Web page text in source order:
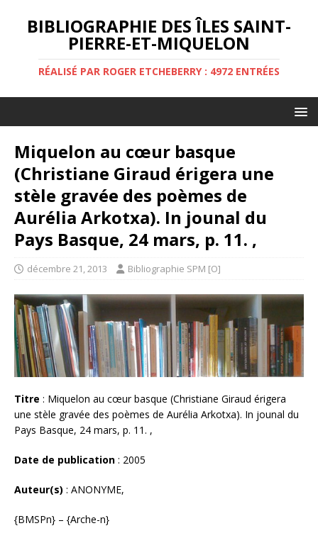
BIBLIOGRAPHIE DES ÎLES SAINT-
PIERRE-ET-MIQUELON
RÉALISÉ PAR ROGER ETCHEBERRY : 4972 ENTRÉES
Miquelon au cœur basque
(Christiane Giraud érigera une
stèle gravée des poèmes de
Aurélia Arkotxa). In jounal du
Pays Basque, 24 mars, p. 11. ,
décembre 21, 2013 Bibliographie SPM [O]
Titre : Miquelon au cœur basque (Christiane Giraud érigera
une stèle gravée des poèmes de Aurélia Arkotxa). In jounal du
Pays Basque, 24 mars, p. 11. ,
Date de publication : 2005
Auteur(s) : ANONYME,
{BMSPn} – {Arche-n}